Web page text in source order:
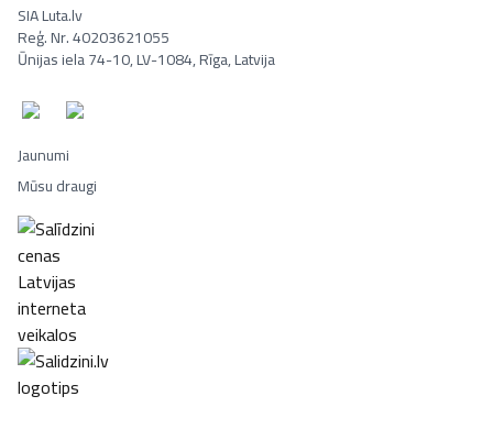
SIA Luta.lv
Reģ. Nr. 40203621055
Ūnijas iela 74-10, LV-1084, Rīga, Latvija
Jaunumi
Mūsu draugi